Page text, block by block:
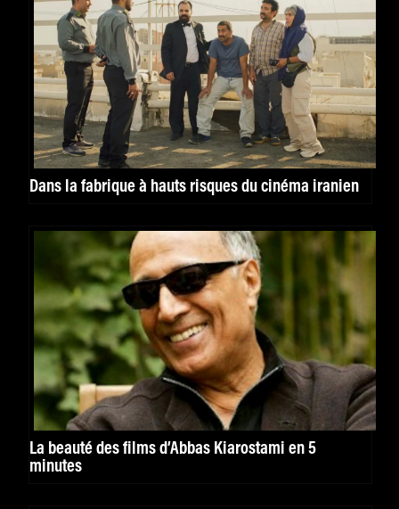
Dans la fabrique à hauts risques du cinéma iranien
La beauté des films d’Abbas Kiarostami en 5
minutes